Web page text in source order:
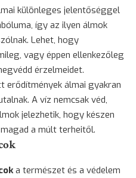
különleges jelentőséggel
így az ilyen álmok
Lehet, hogy
vagy éppen ellenkezőleg
érzelmeidet.
erődítmények álmai gyakran
A víz nemcsak véd,
jelezhetik, hogy készen
a múlt terheitől.
a természet és a védelem